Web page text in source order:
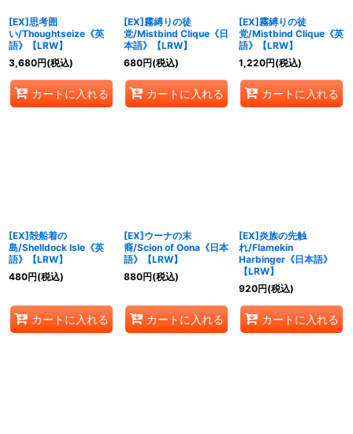
[EX]思考囲
い/Thoughtseize《英
語》【LRW】
3,680円(税込)
カートに入れる
[EX]霧縛りの徒
党/Mistbind Clique《日
本語》【LRW】
680円(税込)
カートに入れる
[EX]霧縛りの徒
党/Mistbind Clique《英
語》【LRW】
1,220円(税込)
カートに入れる
[EX]殻船着の
島/Shelldock Isle《英
語》【LRW】
480円(税込)
カートに入れる
[EX]ウーナの末
裔/Scion of Oona《日本
語》【LRW】
880円(税込)
カートに入れる
[EX]炎族の先触
れ/Flamekin
Harbinger《日本語》
【LRW】
920円(税込)
カートに入れる